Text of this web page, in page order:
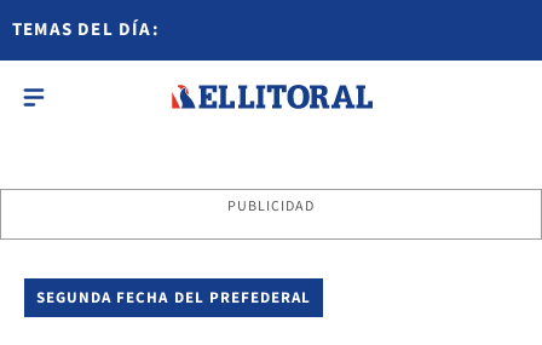
TEMAS DEL DÍA:
PUBLICIDAD
SEGUNDA FECHA DEL PREFEDERAL